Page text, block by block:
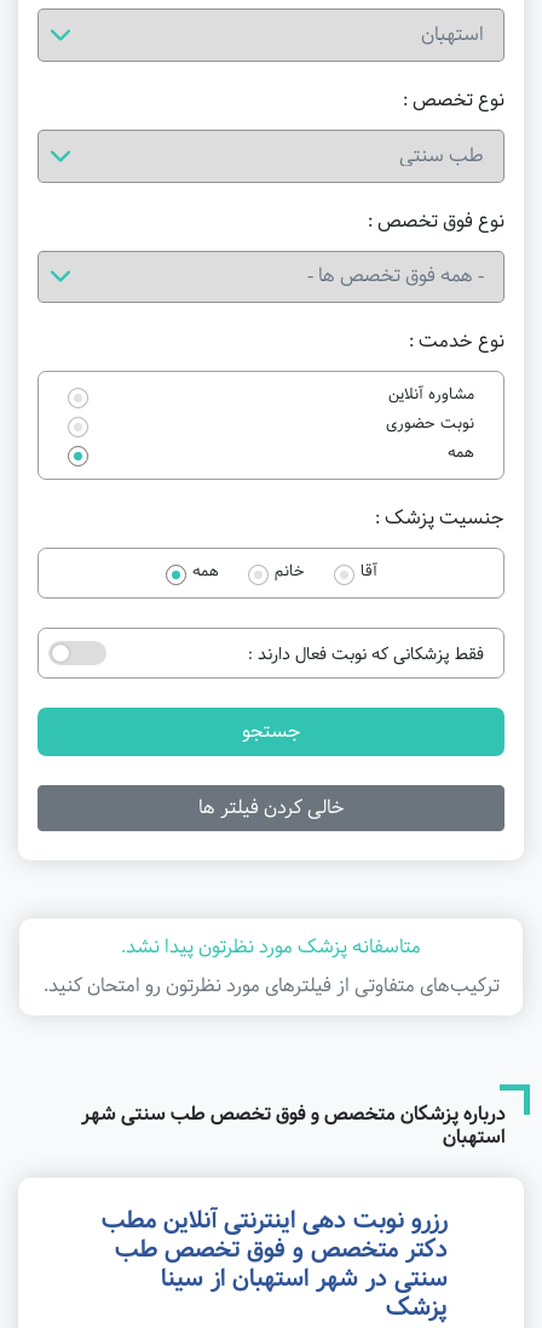
نوع خدمت :
مشاوره آنلاین
نوبت حضوری
همه
نوع تخصص :
نوع فوق تخصص :
جنسیت پزشک :
آقا خانم همه
فقط پزشکانی که نوبت فعال دارند :
جستجو
خالی کردن فیلتر ها
متاسفانه پزشک مورد نظرتون پیدا نشد.
ترکیب‌های متفاوتی از فیلتر‌های مورد نظرتون رو امتحان کنید.
درباره پزشکان متخصص و فوق تخصص طب سنتی شهر
استهبان
رزرو نوبت دهی اینترنتی آنلاین مطب
دکتر متخصص و فوق تخصص طب
سنتی در شهر استهبان از سینا
پزشک